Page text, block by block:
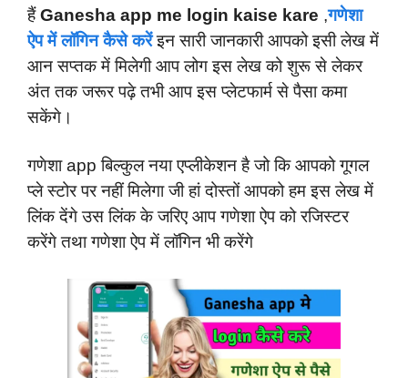
हैंGanesha app me login kaise kare ,गणेशा
ऐप में लॉगिन कैसे करेंइन सारी जानकारी आपको इसी लेख में
आन सप्तक में मिलेगी आप लोग इस लेख को शुरू से लेकर
अंत तक जरूर पढ़े तभी आप इस प्लेटफार्म से पैसा कमा
सकेंगे।
गणेशा app बिल्कुल नया एप्लीकेशन है जो कि आपको गूगल
प्ले स्टोर पर नहीं मिलेगा जी हां दोस्तों आपको हम इस लेख में
लिंक देंगे उस लिंक के जरिए आप गणेशा ऐप को रजिस्टर
करेंगे तथा गणेशा ऐप में लॉगिन भी करेंगे